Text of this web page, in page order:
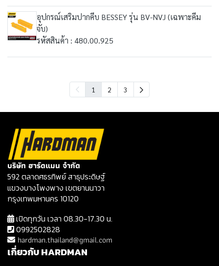
อุปกรณ์เสริมปากคีบ BESSEY รุ่น BV-NVJ (เฉพาะคีม
จับ)
รหัสสินค้า : 480.00.925
1 2 3
บริษัท ฮาร์ดแมน จำกัด
592 ตลาดศธรทิพย์ สาธุประดิษฐ์
แขวงบางโพงพาง เขตยานนาวา
กรุงเทพมหานคร 10120
เปิดทุกวัน เวลา 08.30-17.30 น.
0992502828
hardman.thailand@gmail.com
เกี่ยวกับ HARDMAN